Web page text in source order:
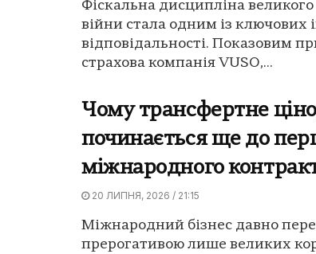
Фіскальна дисципліна великого
війни стала одним із ключових
відповідальності. Показовим
страхова компанія VUSO,...
Чому трансфертне
починається ще до
міжнародного
20 ЛИПНЯ, 2026 / 21:15
Міжнародний бізнес давно
прерогативою лише великих